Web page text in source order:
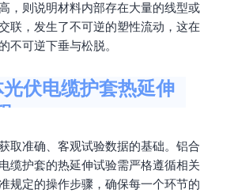
，则说明材料内部存在大量的线型或
联，发生了不可逆的塑性流动，这在
不可逆下垂与松脱。
伏电缆护套热延伸
取准确、客观试验数据的基础。铝合
缆护套的热延伸试验需严格遵循相关
规定的操作步骤，确保每一个环节的